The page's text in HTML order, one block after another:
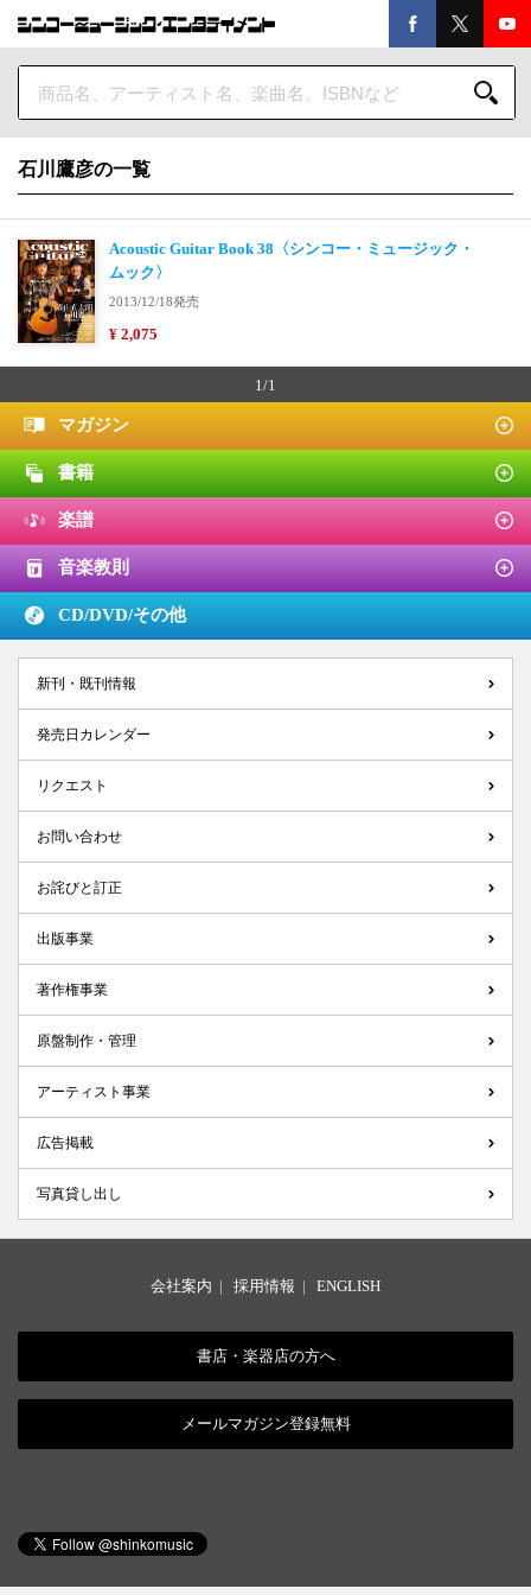
石川鷹彦の一覧
Acoustic Guitar Book 38〈シンコー・ミュージック・
ムック〉
2013/12/18発売
¥ 2,075
1/1
マガジン
書籍
楽譜
音楽教則
CD/DVD/その他
新刊・既刊情報
発売日カレンダー
リクエスト
お問い合わせ
お詫びと訂正
出版事業
著作権事業
原盤制作・管理
アーティスト事業
広告掲載
写真貸し出し
会社案内 | 採用情報 | ENGLISH
書店・楽器店の方へ
メールマガジン登録無料